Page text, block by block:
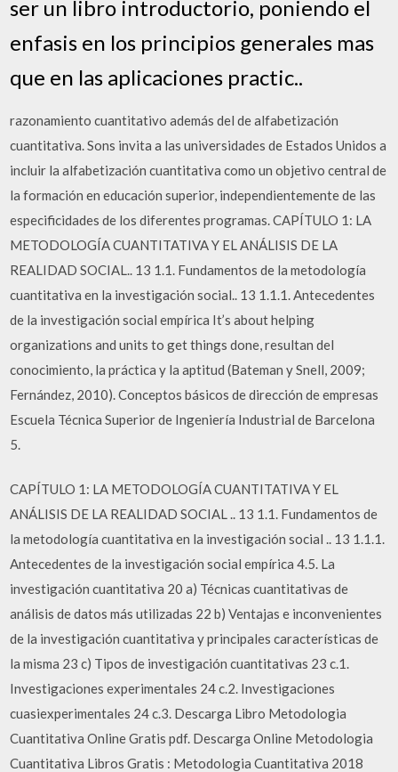
ser un libro introductorio, poniendo el
enfasis en los principios generales mas
que en las aplicaciones practic..
razonamiento cuantitativo además del de alfabetización
cuantitativa. Sons invita a las universidades de Estados Unidos a
incluir la alfabetización cuantitativa como un objetivo central de
la formación en educación superior, independientemente de las
especificidades de los diferentes programas. CAPÍTULO 1: LA
METODOLOGÍA CUANTITATIVA Y EL ANÁLISIS DE LA
REALIDAD SOCIAL.. 13 1.1. Fundamentos de la metodología
cuantitativa en la investigación social.. 13 1.1.1. Antecedentes
de la investigación social empírica It’s about helping
organizations and units to get things done, resultan del
conocimiento, la práctica y la aptitud (Bateman y Snell, 2009;
Fernández, 2010). Conceptos básicos de dirección de empresas
Escuela Técnica Superior de Ingeniería Industrial de Barcelona
5.
CAPÍTULO 1: LA METODOLOGÍA CUANTITATIVA Y EL
ANÁLISIS DE LA REALIDAD SOCIAL .. 13 1.1. Fundamentos de
la metodología cuantitativa en la investigación social .. 13 1.1.1.
Antecedentes de la investigación social empírica 4.5. La
investigación cuantitativa 20 a) Técnicas cuantitativas de
análisis de datos más utilizadas 22 b) Ventajas e inconvenientes
de la investigación cuantitativa y principales características de
la misma 23 c) Tipos de investigación cuantitativas 23 c.1.
Investigaciones experimentales 24 c.2. Investigaciones
cuasiexperimentales 24 c.3. Descarga Libro Metodologia
Cuantitativa Online Gratis pdf. Descarga Online Metodologia
Cuantitativa Libros Gratis : Metodologia Cuantitativa 2018